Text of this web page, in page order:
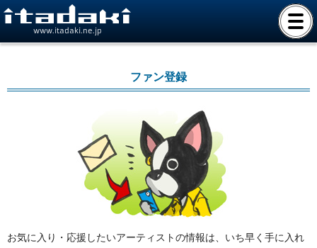
www.itadaki.ne.jp
ファン登録
お気に入り・応援したいアーティストの情報は、いち早く手に入れ